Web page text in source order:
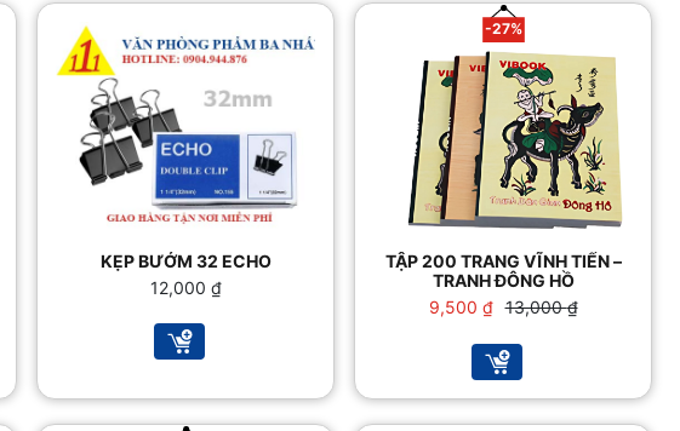
KẸP BƯỚM 32 ECHO
12,000 ₫
-27%
TẬP 200 TRANG VĨNH TIẾN –
TRANH ĐÔNG HỒ
13,000₫
Giá
là:
13,000 ₫.
9,500 ₫ Giá
tại
là: